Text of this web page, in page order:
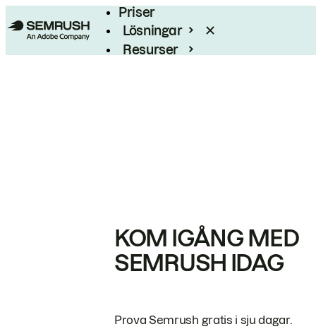
Priser
Lösningar
Resurser
KOM IGÅNG MED
SEMRUSH IDAG
Prova Semrush gratis i sju dagar.